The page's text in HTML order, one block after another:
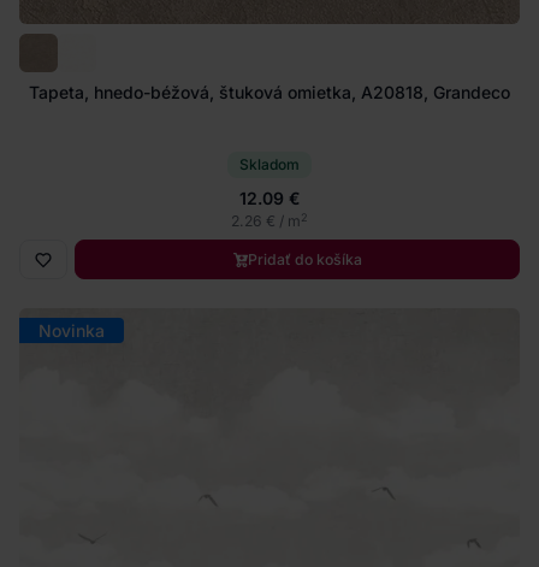
Tapeta, hnedo-béžová, štuková omietka, A20818, Grandeco
Skladom
12.09 €
2.26 € / m2
Pridať do košíka
Novinka